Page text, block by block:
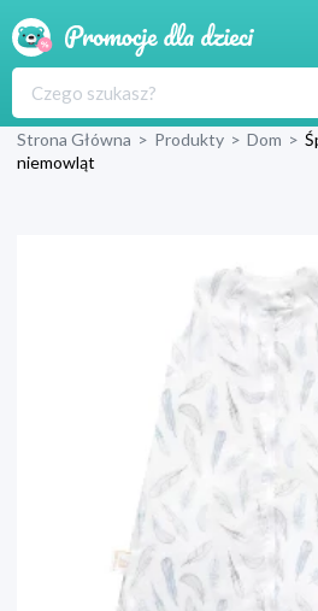
Produkty
Wyprawka
Strona Główna > Produkty > Dom >
niemowląt